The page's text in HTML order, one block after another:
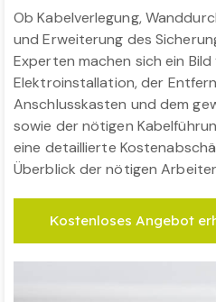
Ob Kabelverlegung,
und Erweiterung des
Experten machen sich ein
Elektroinstallation, der
Anschlusskasten und dem
sowie der nötigen
eine detaillierte
Überblick der nötigen
Kostenloses Angebot